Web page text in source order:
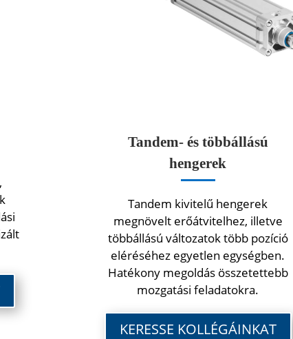
Tandem- és többállású
hengerek
Tandem kivitelű hengerek
megnövelt erőátvitelhez, illetve
többállású változatok több pozíció
eléréséhez egyetlen egységben.
Hatékony megoldás összetettebb
mozgatási feladatokra.
KERESSE KOLLÉGÁINKAT